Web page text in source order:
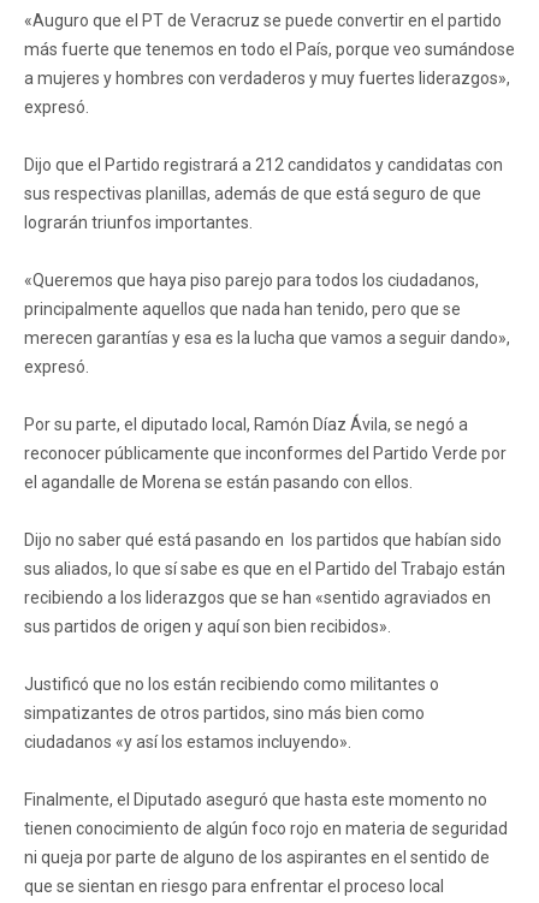
«Auguro que el PT de Veracruz se puede convertir en el partido
más fuerte que tenemos en todo el País, porque veo sumándose
a mujeres y hombres con verdaderos y muy fuertes liderazgos»,
expresó.
Dijo que el Partido registrará a 212 candidatos y candidatas con
sus respectivas planillas, además de que está seguro de que
lograrán triunfos importantes.
«Queremos que haya piso parejo para todos los ciudadanos,
principalmente aquellos que nada han tenido, pero que se
merecen garantías y esa es la lucha que vamos a seguir dando»,
expresó.
Por su parte, el diputado local, Ramón Díaz Ávila, se negó a
reconocer públicamente que inconformes del Partido Verde por
el agandalle de Morena se están pasando con ellos.
Dijo no saber qué está pasando en los partidos que habían sido
sus aliados, lo que sí sabe es que en el Partido del Trabajo están
recibiendo a los liderazgos que se han «sentido agraviados en
sus partidos de origen y aquí son bien recibidos».
Justificó que no los están recibiendo como militantes o
simpatizantes de otros partidos, sino más bien como
ciudadanos «y así los estamos incluyendo».
Finalmente, el Diputado aseguró que hasta este momento no
tienen conocimiento de algún foco rojo en materia de seguridad
ni queja por parte de alguno de los aspirantes en el sentido de
que se sientan en riesgo para enfrentar el proceso local